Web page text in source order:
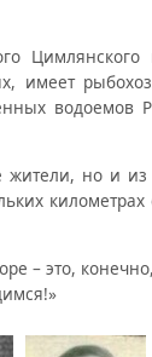
имеет
но и
– это,